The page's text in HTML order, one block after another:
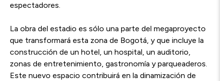
espectadores.
La obra del estadio es sólo una parte del megaproyecto
que transformará esta zona de Bogotá, y que incluye la
construcción de un hotel, un hospital, un auditorio,
zonas de entretenimiento, gastronomía y parqueaderos.
Este nuevo espacio contribuirá en la dinamización de